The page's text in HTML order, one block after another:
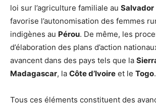
loi sur l’agriculture familiale au Salvador
favorise l’autonomisation des femmes
indigènes au Pérou. De même, les
d’élaboration des plans d’action
avancent dans des pays tels que la
Madagascar, la Côte d’Ivoire et le Togo.
Tous ces éléments constituent des